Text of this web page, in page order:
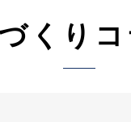
くり